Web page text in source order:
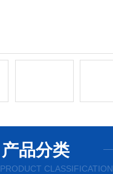
产品分类
PRODUCT CLASSIFICATION